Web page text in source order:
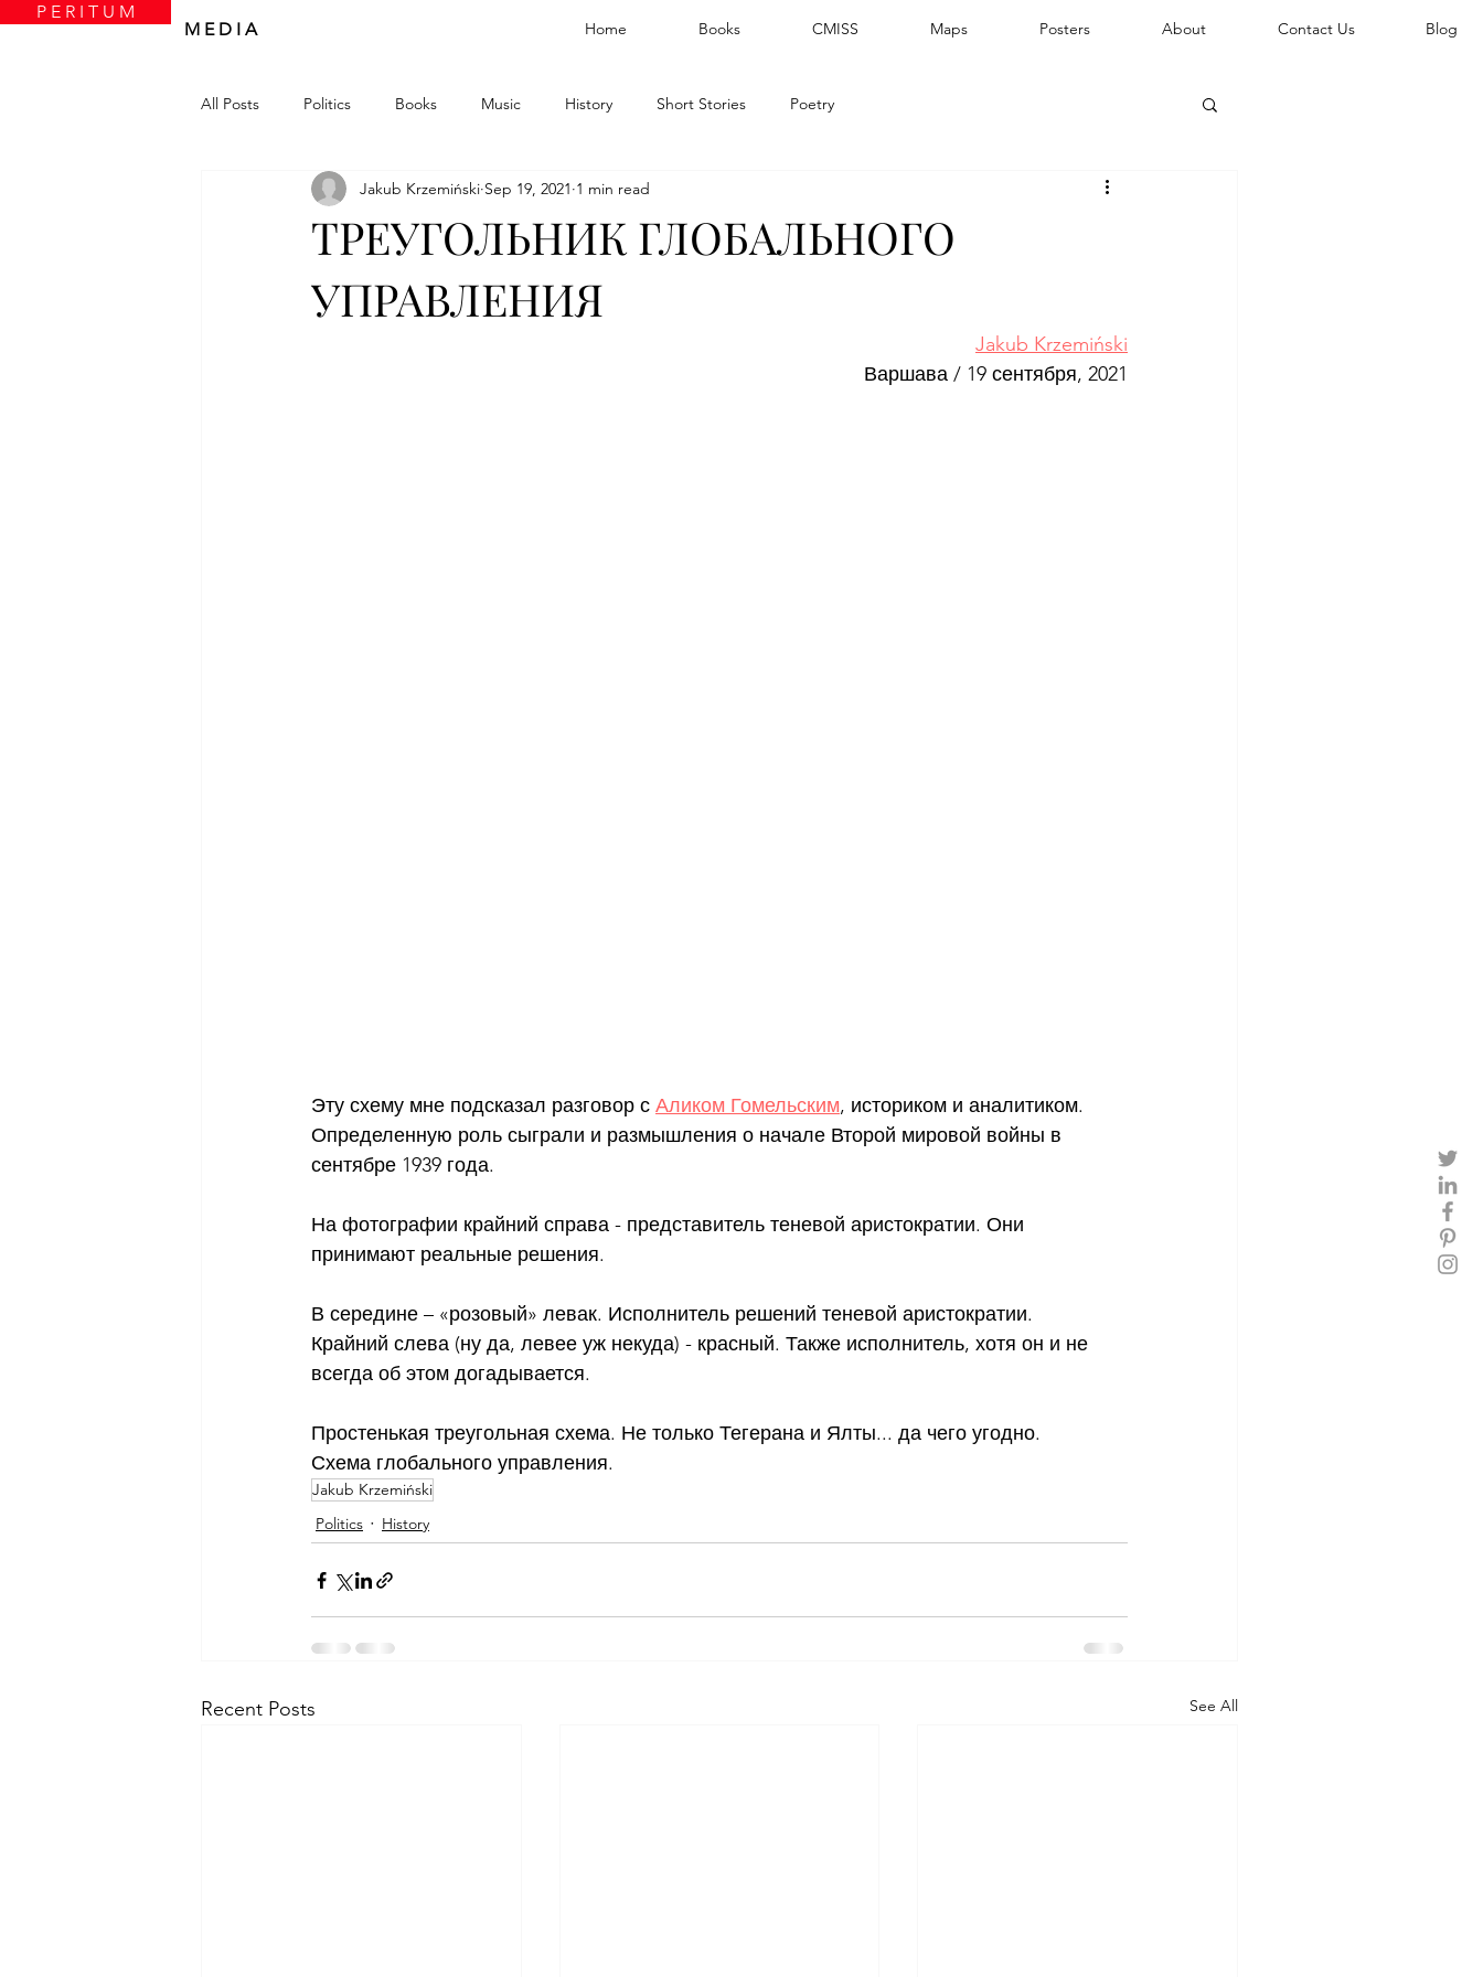
P E R I T U M
M E D I A
Home Books CMISS Maps Posters About Contact Us Blog
All Posts Politics Books Music History Short Stories Poetry
ТРЕУГОЛЬНИК ГЛОБАЛЬНОГО
УПРАВЛЕНИЯ
Jakub Krzemiński Sep 19, 2021 1 min read
Jakub Krzemiński
Варшава / 19 сентября, 2021
Эту схему мне подсказал разговор с Аликом Гомельским, историком и аналитиком.
Определенную роль сыграли и размышления о начале Второй мировой войны в
сентябре 1939 года.
На фотографии крайний справа - представитель теневой аристократии. Они
принимают реальные решения.
В середине – «розовый» левак. Исполнитель решений теневой аристократии.
Крайний слева (ну да, левее уж некуда) - красный. Также исполнитель, хотя он и не
всегда об этом догадывается.
Простенькая треугольная схема. Не только Тегерана и Ялты... да чего угодно.
Схема глобального управления.
Jakub Krzemiński
Politics
History
Recent Posts See All